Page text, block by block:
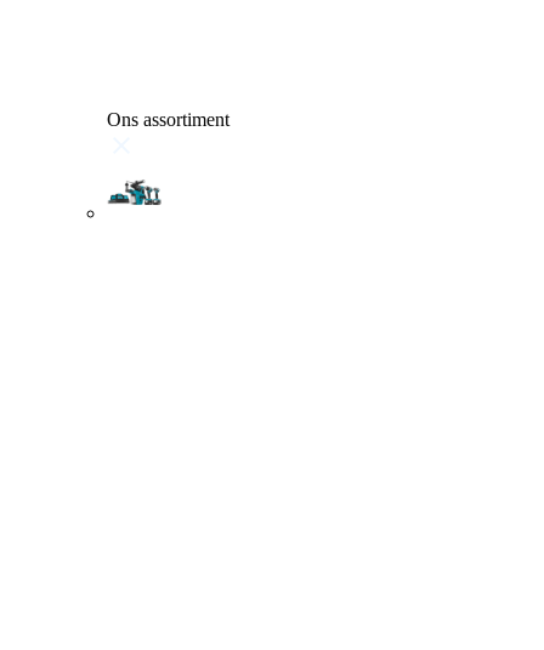
Ons assortiment